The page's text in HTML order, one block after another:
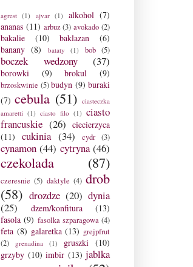
agrest (1) ajvar (1) alkohol (7)
ananas (11) arbuz (3) avokado (2)
bakalie (10) baklazan
(6)
banany (8) bataty (1) bob (5)
boczek wedzony (37)
borowki (9) brokul (9)
brzoskwinie (5) budyn (9) buraki
(7) cebula (51) ciasteczka
amaretti (1) ciasto filo (1) ciasto
francuskie (26) ciecierzyca
(11)
cukinia (34) cydr (3)
cynamon (44) cytryna (46)
czekolada (87)
czeresnie (5) daktyle (4) drob
(58) drozdze (20) dynia
(25)
dzem/konfitura
(13)
fasola (9) fasolka szparagowa (4)
feta (8) galaretka (13) grejpfrut
(2)
grenadina (1) gruszki (10)
grzyby (10) imbir (13) jablka